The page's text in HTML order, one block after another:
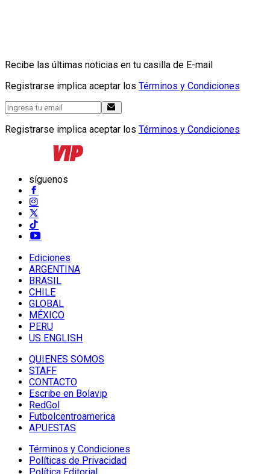
Recibe las últimas noticias en tu casilla de E-mail
Registrarse implica aceptar los Términos y Condiciones
Registrarse implica aceptar los Términos y Condiciones
síguenos
Ediciones
ARGENTINA
BRASIL
CHILE
GLOBAL
MÉXICO
PERU
US ENGLISH
QUIENES SOMOS
STAFF
CONTACTO
Escribe en Bolavip
RedGol
Futbolcentroamerica
APUESTAS
Términos y Condiciones
Políticas de Privacidad